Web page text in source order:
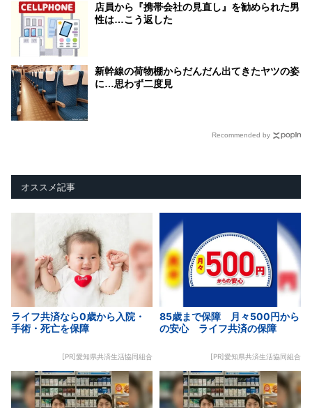
店員から『携帯会社の見直し』を勧められた男
性は…こう返した
新幹線の荷物棚からだんだん出てきたヤツの姿
に…思わず二度見
Recommended by
オススメ記事
ライフ共済なら0歳から入院・
手術・死亡を保障
[PR]愛知県共済生活協同組合
85歳まで保障 月々500円から
の安心 ライフ共済の保障
[PR]愛知県共済生活協同組合